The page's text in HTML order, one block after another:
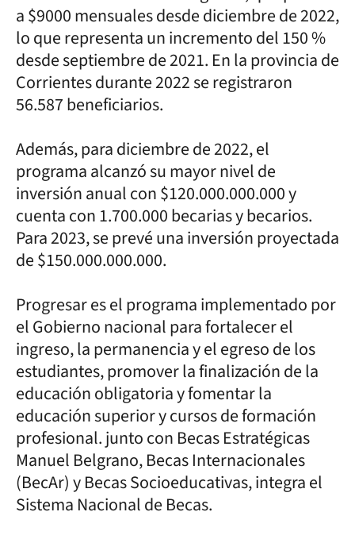
a $9000 mensuales desde diciembre de 2022,
lo que representa un incremento del 150 %
desde septiembre de 2021. En la provincia de
Corrientes durante 2022 se registraron
56.587 beneficiarios.
Además, para diciembre de 2022, el
programa alcanzó su mayor nivel de
inversión anual con $120.000.000.000 y
cuenta con 1.700.000 becarias y becarios.
Para 2023, se prevé una inversión proyectada
de $150.000.000.000.
Progresar es el programa implementado por
el Gobierno nacional para fortalecer el
ingreso, la permanencia y el egreso de los
estudiantes, promover la finalización de la
educación obligatoria y fomentar la
educación superior y cursos de formación
profesional. junto con Becas Estratégicas
Manuel Belgrano, Becas Internacionales
(BecAr) y Becas Socioeducativas, integra el
Sistema Nacional de Becas.